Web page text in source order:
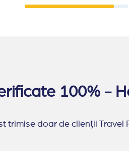
100% -
trimise doar de clienții Travel